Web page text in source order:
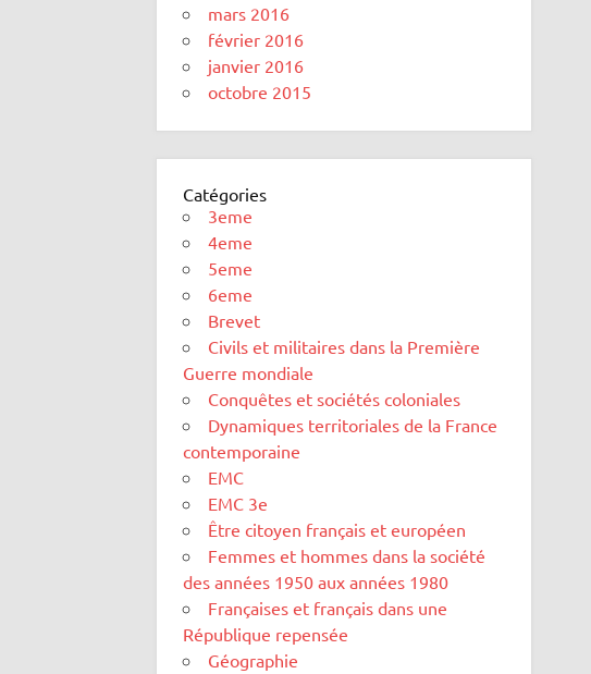
mars 2016
février 2016
janvier 2016
octobre 2015
Catégories
3eme
4eme
5eme
6eme
Brevet
Civils et militaires dans la Première
Guerre mondiale
Conquêtes et sociétés coloniales
Dynamiques territoriales de la France
contemporaine
EMC
EMC 3e
Être citoyen français et européen
Femmes et hommes dans la société
des années 1950 aux années 1980
Françaises et français dans une
République repensée
Géographie